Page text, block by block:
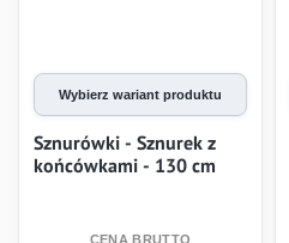
Wybierz wariant produktu
Sznurówki - Sznurek z
końcówkami - 130 cm